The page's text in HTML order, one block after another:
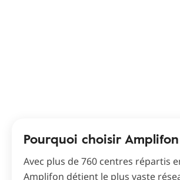
Pourquoi choisir
Avec plus de 760 centres répartis
Amplifon détient le plus vaste